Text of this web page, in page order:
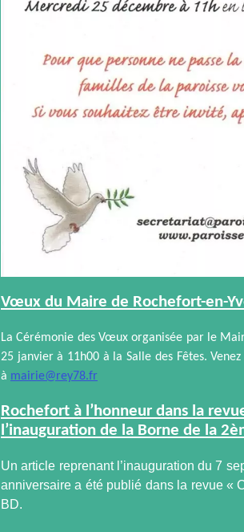
Vœux du Maire de Rochefort-en-
La Cérémonie des Vœux organisée par le
25 janvier à 11h00 à la Salle des Fêtes.
à mairie@rey78.fr
Rochefort à l’honneur dans la
l’inauguration de la Borne de la
Un article reprenant l’inauguration du 7
anniversaire a été publié dans la revue «
BD.